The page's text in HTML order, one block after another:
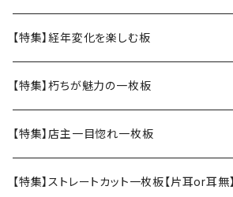
【特集】経年変化を楽しむ板
【特集】朽ちが魅力の一枚板
【特集】店主一目惚れ一枚板
【特集】ストレートカット一枚板【片耳or耳無】